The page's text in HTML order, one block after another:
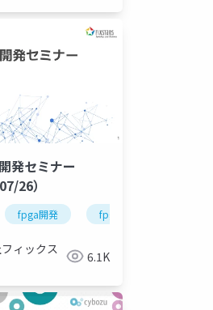
発セミナー
26）
fpga開発 fpga開発シリーズ
ィックス
6.1K